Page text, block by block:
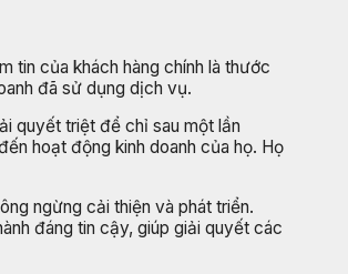
tin của khách hàng chính là thước
đã sử dụng dịch vụ.
quyết triệt để chỉ sau một lần
hoạt động kinh doanh của họ. Họ
ngừng cải thiện và phát triển.
đáng tin cậy, giúp giải quyết các